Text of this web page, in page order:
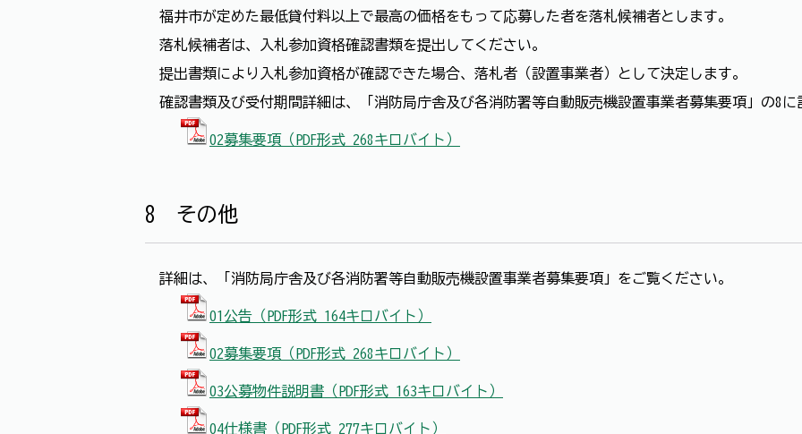
福井市が定めた最低貸付料以上で最高の価格をもって応募した者を落札候補者とします。
落札候補者は、入札参加資格確認書類を提出してください。
提出書類により入札参加資格が確認できた場合、落札者（設置事業者）として決定します。
確認書類及び受付期間詳細は、「消防局庁舎及び各消防署等自動販売機設置事業者募集要項」の8に
02募集要項（PDF形式 268キロバイト）
8 その他
詳細は、「消防局庁舎及び各消防署等自動販売機設置事業者募集要項」をご覧ください。
01公告（PDF形式 164キロバイト）
02募集要項（PDF形式 268キロバイト）
03公募物件説明書（PDF形式 163キロバイト）
04仕様書（PDF形式 277キロバイト）